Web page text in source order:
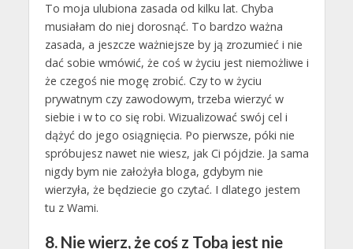
To moja ulubiona zasada od kilku lat. Chyba
musiałam do niej dorosnąć. To bardzo ważna
zasada, a jeszcze ważniejsze by ją zrozumieć i nie
dać sobie wmówić, że coś w życiu jest niemożliwe i
że czegoś nie mogę zrobić. Czy to w życiu
prywatnym czy zawodowym, trzeba wierzyć w
siebie i w to co się robi. Wizualizować swój cel i
dążyć do jego osiągnięcia. Po pierwsze, póki nie
spróbujesz nawet nie wiesz, jak Ci pójdzie. Ja sama
nigdy bym nie założyła bloga, gdybym nie
wierzyła, że będziecie go czytać. I dlatego jestem
tu z Wami.
8. Nie wierz, że coś z Tobą jest nie